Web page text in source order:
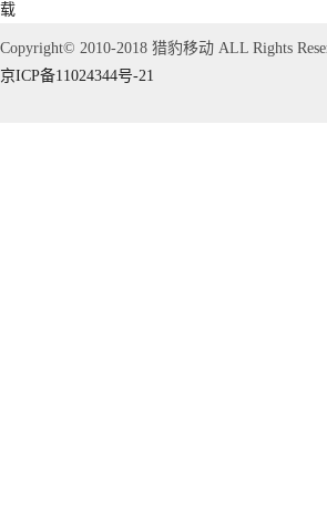
载
Copyright© 2010-2018 猎豹移动 ALL Rights
京ICP备11024344号-21